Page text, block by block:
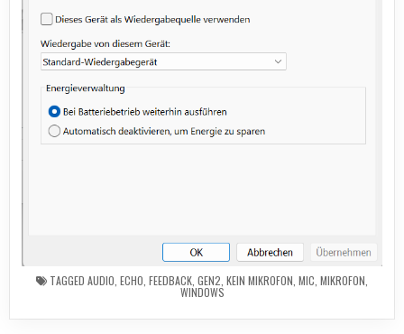
TAGGED AUDIO ECHO FEEDBACK GEN2 KEIN MIKROFON MIC MIKROFON
WINDOWS